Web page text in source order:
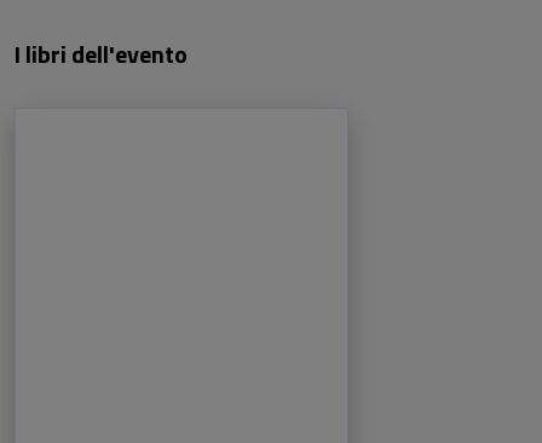
I libri dell'evento